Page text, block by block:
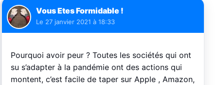
Vous Etes Formidable !
Le 27 janvier 2021 à 18:33
Pourquoi avoir peur ? Toutes les sociétés qui ont
su s’adapter à la pandémie ont des actions qui
montent, c’est facile de taper sur Apple , Amazon,